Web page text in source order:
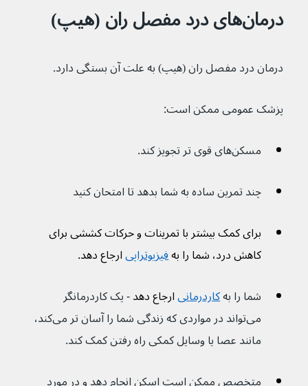
درمان‌های درد مفصل ران (هیپ)
درمان درد مفصل ران (هیپ) به علت آن بستگی دارد.
پزشک عمومی ممکن است:
مسکن‌های قوی تر تجویز کند.
چند تمرین ساده به شما بدهد تا امتحان کنید
برای کمک بیشتر با تمرینات و حرکات کششی برای
کاهش درد، شما را به فیزیوتراپی ارجاع دهد.
شما را به کاردرمانی ارجاع دهد - یک کاردرمانگر
می‌تواند در مواردی که زندگی شما را آسان تر می‌کند،
مانند عصا یا وسایل کمکی راه رفتن کمک کند.